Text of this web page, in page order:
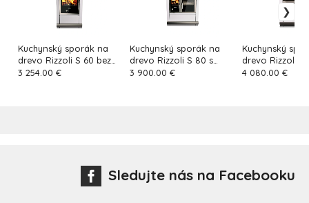
Kuchynský sporák na
drevo Rizzoli S 60 bez
rúry
3 254.00 €
Kuchynský sporák na
drevo Rizzoli S 80 s
rúrou
3 900.00 €
Kuchynský
drevo Rizzoli
4 080.00 €
Sledujte nás na Facebooku